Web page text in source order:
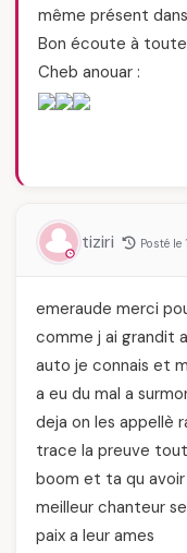
même présent
Bon écoute à
Cheb anouar :
tiziri Posté
emeraude merci
comme j ai grandit
auto je connais et
a eu du mal a
deja on les appellè
trace la preuve
boom et ta qu avoir
meilleur chanteur
paix a leur ames